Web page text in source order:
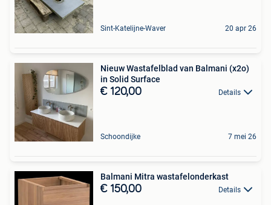
Sint-Katelijne-Waver 20 apr 26
Nieuw Wastafelblad van Balmani (x2o)
in Solid Surface
€ 120,00 Details
Schoondijke 7 mei 26
Balmani Mitra wastafelonderkast
€ 150,00 Details